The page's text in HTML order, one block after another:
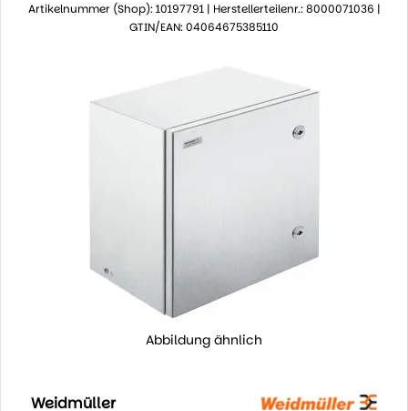
Artikelnummer (Shop): 10197791 | Herstellerteilenr.: 8000071036 |
GTIN/EAN: 04064675385110
Abbildung ähnlich
Weidmüller